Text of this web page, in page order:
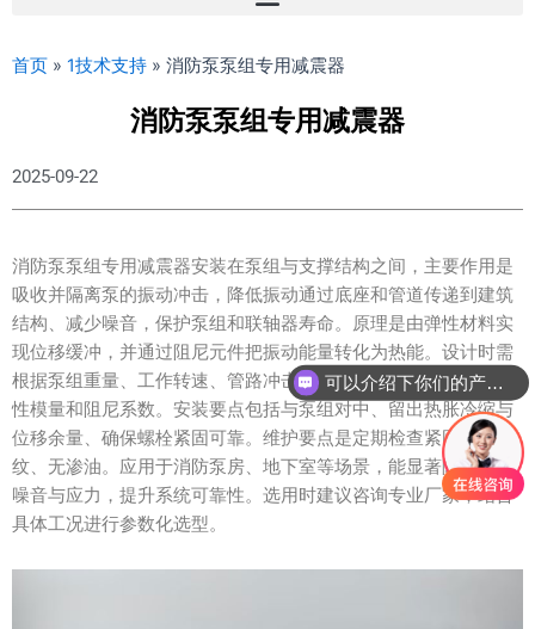
首页 » 1技术支持 » 消防泵泵组专用减震器
消防泵泵组专用减震器
2025-09-22
消防泵泵组专用减震器安装在泵组与支撑结构之间，主要作用是
吸收并隔离泵的振动冲击，降低振动通过底座和管道传递到建筑
结构、减少噪音，保护泵组和联轴器寿命。原理是由弹性材料实
现位移缓冲，并通过阻尼元件把振动能量转化为热能。设计时需
根据泵组重量、工作转速、管路冲击、温度等因素选用合适的弹
性模量和阻尼系数。安装要点包括与泵组对中、留出热胀冷缩与
位移余量、确保螺栓紧固可靠。维护要点是定期检查紧固、无裂
纹、无渗油。应用于消防泵房、地下室等场景，能显著降低结构
噪音与应力，提升系统可靠性。选用时建议咨询专业厂家，结合
具体工况进行参数化选型。
可以介绍下你们的产品么？